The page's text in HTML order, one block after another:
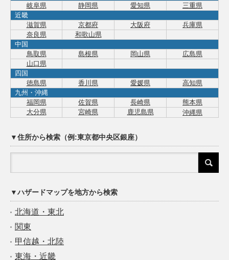
岐阜県
静岡県 愛知県
三重県
近畿
滋賀県
京都府 大阪府
兵庫県
奈良県
和歌山県
中国
鳥取県
島根県 岡山県
広島県
山口県
四国
徳島県
香川県 愛媛県
高知県
九州・沖縄
福岡県
佐賀県 長崎県
熊本県
大分県
宮崎県 鹿児島県 沖縄県
▼住所から検索（例:東京都中央区銀座）
▼ハザードマップを地方から検索
北海道・東北
関東
甲信越・北陸
東海・近畿